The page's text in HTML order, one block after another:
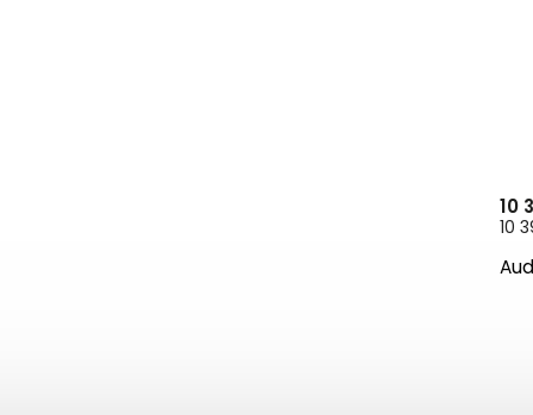
10
10